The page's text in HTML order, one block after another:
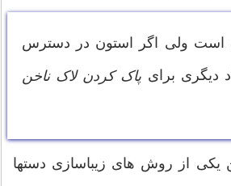
است ولی اگر استون در دسترس
دیگری برای پاک کردن لاک ناخن
یکی از روش های زیباسازی دستها